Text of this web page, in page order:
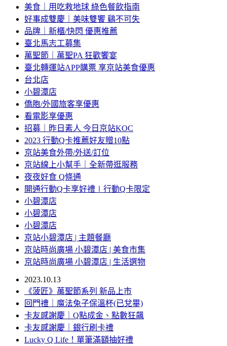
美食｜用吃救地球 綠色餐飲指南
好事成雙慶｜美味雙饗 鷄不可失
品牌｜新櫃/快閃 優惠推薦
臺北馬志工募集
萬聖節｜萬聖PA 狂歡饗宴
臺北轉運站APP購票 享京站美食優惠
台北店
小碧潭店
僑胞/外國旅客享優惠
看電影享優惠
招募｜昨日素人 今日京站KOC
2023 行動Q卡推薦好友贈10點
京站美食外帶/外送/訂位
京站線上小幫手｜全新帶逛服務
夜夜好食 Q條通
開通行動Q卡享好禮∣行動Q卡限定
小碧潭店
小碧潭店
小碧潭店
京站小碧潭店 | 主題餐廳
京站時尚廣場 小碧潭店 | 美食市集
京站時尚廣場 小碧潭店 | 生活選物
2023.10.13
《菠匠》萬聖節系列 新品上市
回門禮｜魔法兔子保溫杯(已兌畢)
卡友感謝慶｜Q點成金、點數狂飆
卡友感謝慶｜銀行刷卡禮
Lucky Q Life！單筆滿額抽好禮